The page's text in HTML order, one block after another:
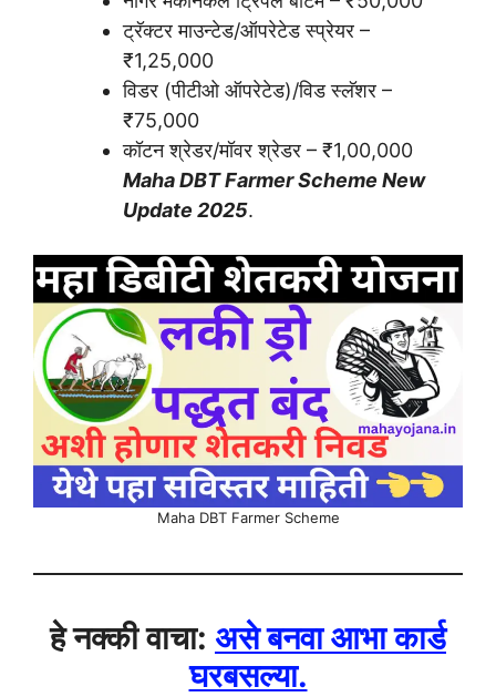
ट्रॅक्टर माउन्टेड/ऑपरेटेड स्प्रेयर –
₹1,25,000
विडर (पीटीओ ऑपरेटेड)/विड स्लॅशर –
₹75,000
कॉटन श्रेडर/मॉवर श्रेडर – ₹1,00,000
Maha DBT Farmer Scheme New
Update 2025.
Maha DBT Farmer Scheme
हे नक्की वाचा: असे बनवा आभा कार्ड
घरबसल्या.